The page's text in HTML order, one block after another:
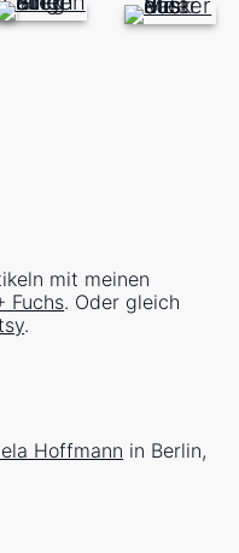
mit meinen
Fuchs. Oder gleich
.
Hoffmann in Berlin,